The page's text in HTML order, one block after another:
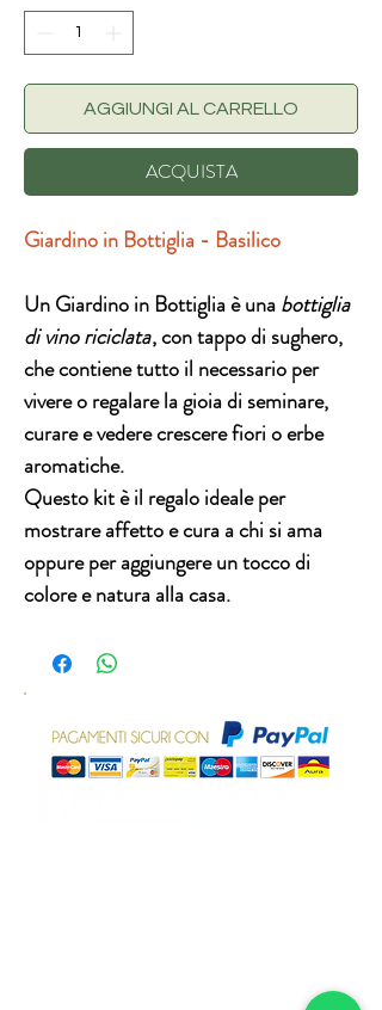
AGGIUNGI AL CARRELLO
ACQUISTA
Giardino in Bottiglia - Basilico
Un Giardino in Bottiglia è unabottiglia
di vino riciclata, con tappo di sughero,
che contiene tutto il necessario per
vivere o regalare la gioia di seminare,
curare e vedere crescere fiori o erbe
aromatiche.
Questo kit è il regalo ideale per
mostrare affetto e cura a chi si ama
oppure per aggiungere untocco di
colore e natura alla casa.